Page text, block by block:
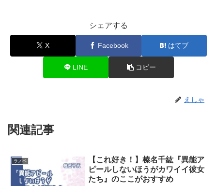
シェアする
X Facebook はてブ
LINE コピー
えしゃ
関連記事
ラノベ
【これ好き！】榛名千紘『異能ア
ピールしないほうがカワイイ彼女
たち』のここがおすすめ